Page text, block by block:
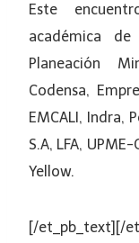
Este
académica
Planeación
Codensa,
EMCALI, Indra,
S.A, LFA,
Yellow.
[/et_pb_text][/